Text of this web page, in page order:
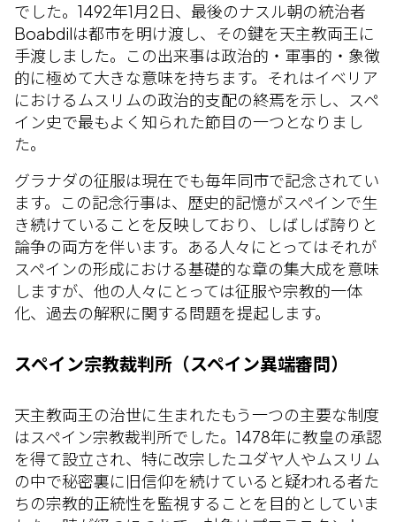
でした。1492年1月2日、最後のナスル朝の統治者
Boabdilは都市を明け渡し、その鍵を天主教両王に
手渡しました。この出来事は政治的・軍事的・象徴
的に極めて大きな意味を持ちます。それはイベリア
におけるムスリムの政治的支配の終焉を示し、スペ
イン史で最もよく知られた節目の一つとなりまし
た。
グラナダの征服は現在でも毎年同市で記念されてい
ます。この記念行事は、歴史的記憶がスペインで生
き続けていることを反映しており、しばしば誇りと
論争の両方を伴います。ある人々にとってはそれが
スペインの形成における基礎的な章の集大成を意味
しますが、他の人々にとっては征服や宗教的一体
化、過去の解釈に関する問題を提起します。
スペイン宗教裁判所（スペイン異端審問）
天主教両王の治世に生まれたもう一つの主要な制度
はスペイン宗教裁判所でした。1478年に教皇の承認
を得て設立され、特に改宗したユダヤ人やムスリム
の中で秘密裏に旧信仰を続けていると疑われる者た
ちの宗教的正統性を監視することを目的としていま